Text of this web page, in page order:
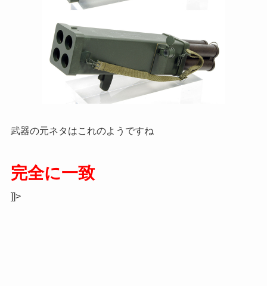
武器の元ネタはこれのようですね
完全に一致
]]>